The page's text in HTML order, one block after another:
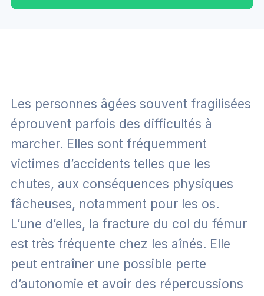
Les personnes âgées souvent fragilisées
éprouvent parfois des difficultés à
marcher. Elles sont fréquemment
victimes d’accidents telles que les
chutes, aux conséquences physiques
fâcheuses, notamment pour les os.
L’une d’elles, la fracture du col du fémur
est très fréquente chez les aînés. Elle
peut entraîner une possible perte
d’autonomie et avoir des répercussions